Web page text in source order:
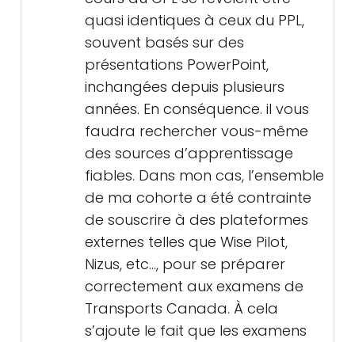
quasi identiques à ceux du PPL,
souvent basés sur des
présentations PowerPoint,
inchangées depuis plusieurs
années. En conséquence. il vous
faudra rechercher vous-même
des sources d’apprentissage
fiables. Dans mon cas, l’ensemble
de ma cohorte a été contrainte
de souscrire à des plateformes
externes telles que Wise Pilot,
Nizus, etc..., pour se préparer
correctement aux examens de
Transports Canada. À cela
s’ajoute le fait que les examens